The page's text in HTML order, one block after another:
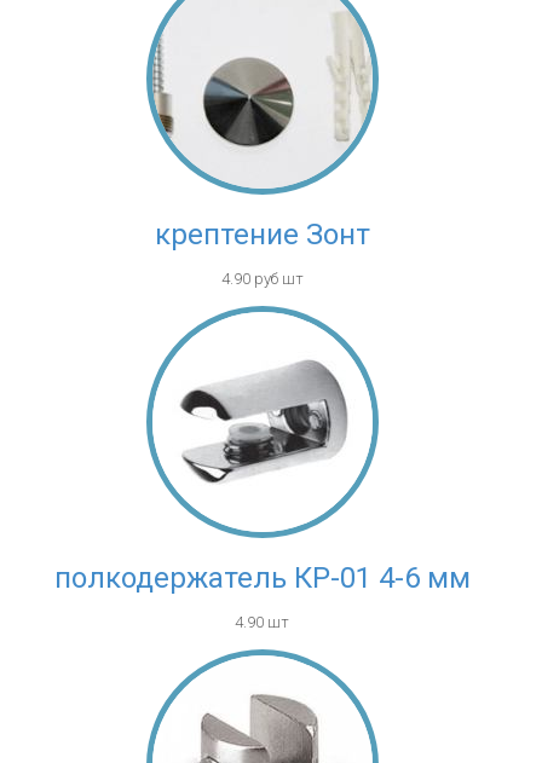
крептение Зонт
4.90 руб шт
полкодержатель КР-01 4-6 мм
4.90 шт